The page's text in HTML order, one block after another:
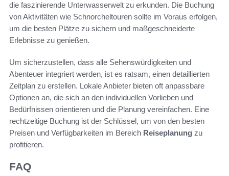
die faszinierende Unterwasserwelt zu erkunden. Die Buchung
von Aktivitäten wie Schnorcheltouren sollte im Voraus erfolgen,
um die besten Plätze zu sichern und maßgeschneiderte
Erlebnisse zu genießen.
Um sicherzustellen, dass alle Sehenswürdigkeiten und
Abenteuer integriert werden, ist es ratsam, einen detaillierten
Zeitplan zu erstellen. Lokale Anbieter bieten oft anpassbare
Optionen an, die sich an den individuellen Vorlieben und
Bedürfnissen orientieren und die Planung vereinfachen. Eine
rechtzeitige Buchung ist der Schlüssel, um von den besten
Preisen und Verfügbarkeiten im Bereich Reiseplanung zu
profitieren.
FAQ